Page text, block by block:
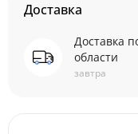
Доставка
Доставка
области
завтра